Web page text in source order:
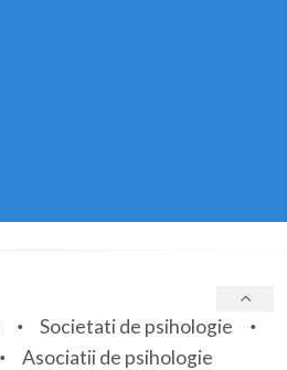
Societati de psihologie
Asociatii de psihologie